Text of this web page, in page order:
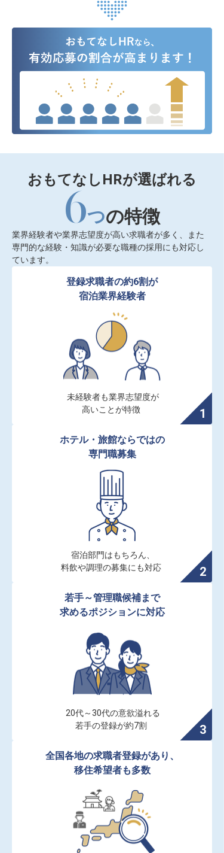
おもてなしHRが選ばれる
6つの特徴
業界経験者や業界志望度が高い求職者が多く、また
専門的な経験・知識が必要な職種の採用にも対応し
ています。
登録求職者の約6割が
宿泊業界経験者
未経験者も業界志望度が
高いことが特徴
ホテル・旅館ならではの
専門職募集
宿泊部門はもちろん、
料飲や調理の募集にも対応
若手～管理職候補まで
求めるポジションに対応
20代～30代の意欲溢れる
若手の登録が約7割
全国各地の求職者登録があり、
移住希望者も多数